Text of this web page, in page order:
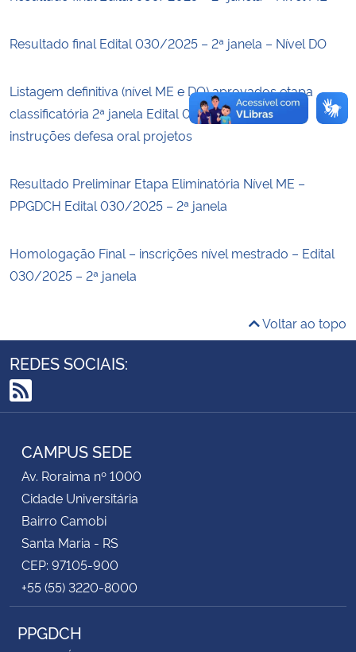
Advocacia-Geral da União
Banco Central do Brasil
Planalto
Resultado final Edital 030/2025 – 2ª janela – Nível DO
Listagem definitiva (nível ME e DO) aprovados etapa
classificatória 2ª janela Edital 030/2025 – datas e
instruções defesa oral projetos
Resultado Preliminar Etapa Eliminatória Nível ME –
PPGDCH Edital 030/2025 – 2ª janela
Homologação Final – inscrições nível mestrado – Edital
030/2025 – 2ª janela
Voltar ao topo
REDES SOCIAIS:
RSS
CAMPUS SEDE
Av. Roraima nº 1000
Cidade Universitária
Bairro Camobi
Santa Maria - RS
CEP: 97105-900
+55 (55) 3220-8000
PPGDCH